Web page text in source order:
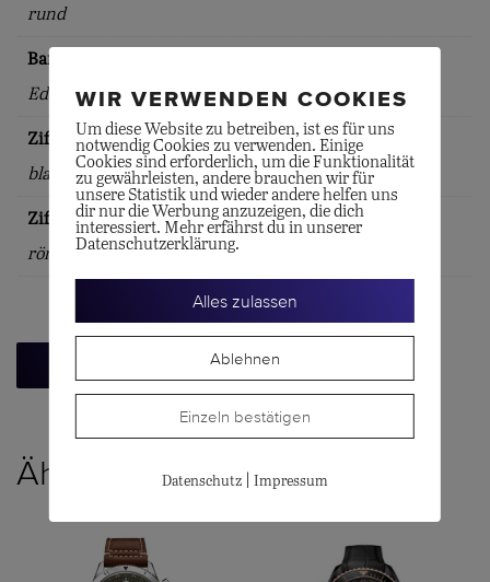
rund
Bandart
Edelstahl-Armband
Zifferblattfarbe
blau
Zifferblattindex
römische Ziffern
Ähnliche Produkte
WIR VERWENDEN COOKIES
Um diese Website zu betreiben, ist es für uns
notwendig Cookies zu verwenden. Einige
Cookies sind erforderlich, um die Funktionalität
zu gewährleisten, andere brauchen wir für
unsere Statistik und wieder andere helfen uns
dir nur die Werbung anzuzeigen, die dich
interessiert. Mehr erfährst du in unserer
Datenschutzerklärung.
Alles zulassen
Ablehnen
Einzeln bestätigen
Datenschutz| Impressum